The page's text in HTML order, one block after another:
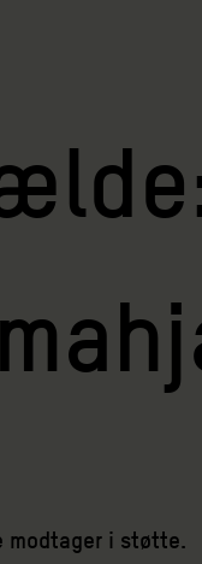
modtager i støtte.